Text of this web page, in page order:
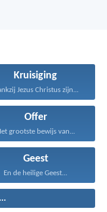
Kruisiging
Jezus Christus zijn...
Offer
grootste bewijs van...
Geest
En de heilige Geest...